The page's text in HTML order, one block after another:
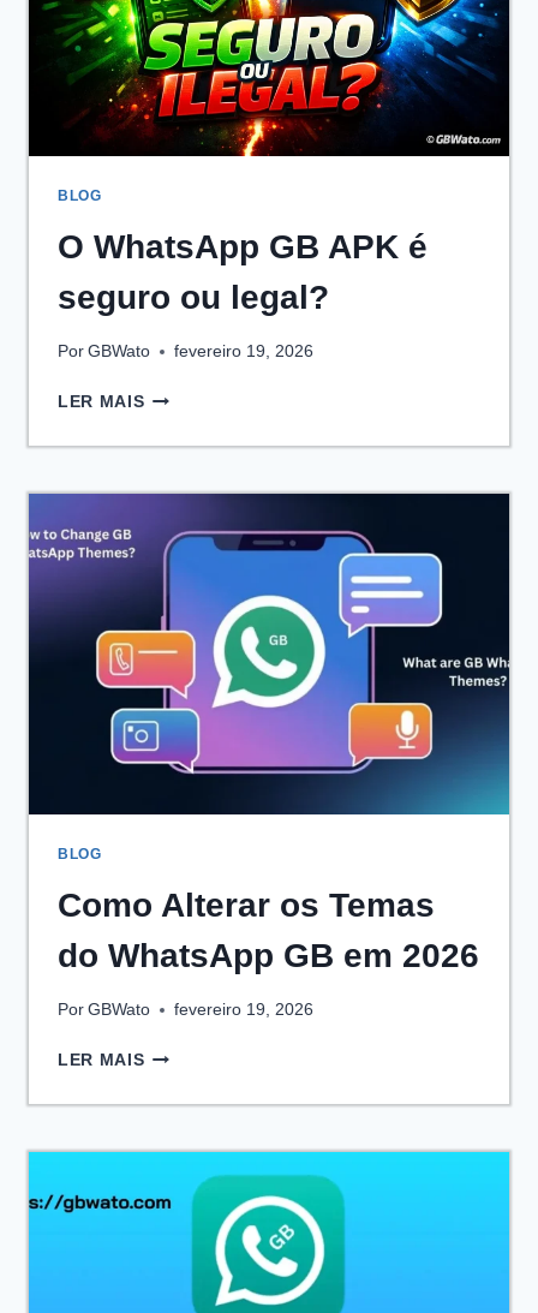
BLOG
O WhatsApp GB APK é
seguro ou legal?
Por GBWato fevereiro 19, 2026
LER MAISO
GB
É
OU
BLOG
Como Alterar os Temas
do WhatsApp GB em 2026
Por GBWato fevereiro 19, 2026
LER MAISCOMO
OS
DO
WHATSAPP
GB